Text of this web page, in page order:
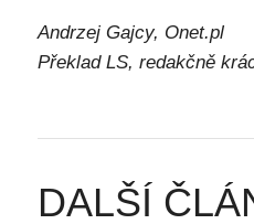
Andrzej Gajcy, Onet.pl
Překlad LS, redakčně
DALŠÍ